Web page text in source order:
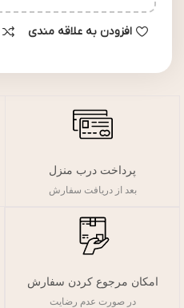
افزودن به علاقه مندی
پرداخت درب منزل
بعد از دریافت سفارش
امکان مرجوع کردن سفارش
در صورت عدم رضایت